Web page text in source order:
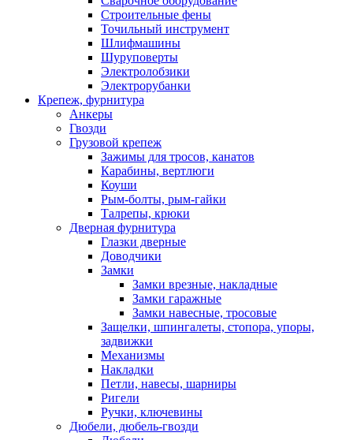
Строительные фены
Точильный инструмент
Шлифмашины
Шуруповерты
Электролобзики
Электрорубанки
Крепеж, фурнитура
Анкеры
Гвозди
Грузовой крепеж
Зажимы для тросов, канатов
Карабины, вертлюги
Коуши
Рым-болты, рым-гайки
Талрепы, крюки
Дверная фурнитура
Глазки дверные
Доводчики
Замки
Замки врезные, накладные
Замки гаражные
Замки навесные, тросовые
Защелки, шпингалеты, стопора, упоры,
задвижки
Механизмы
Накладки
Петли, навесы, шарниры
Ригели
Ручки, ключевины
Дюбели, дюбель-гвозди